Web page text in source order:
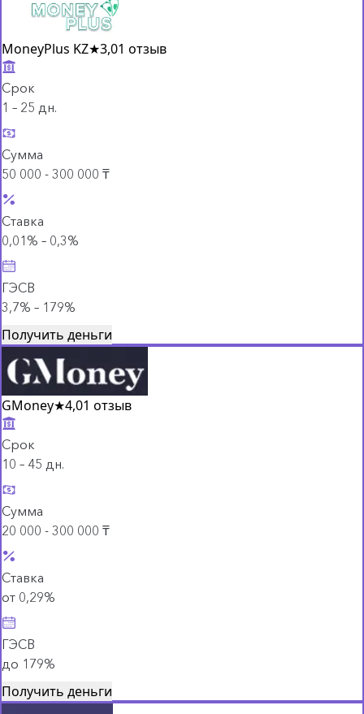
MoneyPlus KZ★3,01 отзыв
Срок
1 – 25 дн.
Сумма
50 000 - 300 000 ₸
Ставка
0,01% – 0,3%
ГЭСВ
3,7% – 179%
Получить деньги
GMoney★4,01 отзыв
Срок
10 – 45 дн.
Сумма
20 000 - 300 000 ₸
Ставка
от 0,29%
ГЭСВ
до 179%
Получить деньги